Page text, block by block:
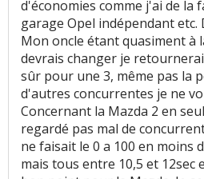
Prix pièces détach.:1
Coût assurance:1aime2
d'économies comme j'ai de la
garage Opel indépendant etc.
Mon oncle étant quasiment à
devrais changer je
sûr pour une 3, même pas la
d'autres concurrentes je ne
Concernant la Mazda 2 en
regardé pas mal de
ne faisait le 0 a 100 en moins
mais tous entre 10,5 et 12sec